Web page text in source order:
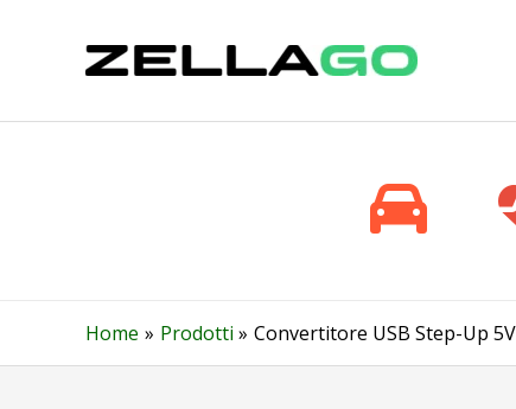
contenuto
Home Prodotti Convertitore USB Step-Up